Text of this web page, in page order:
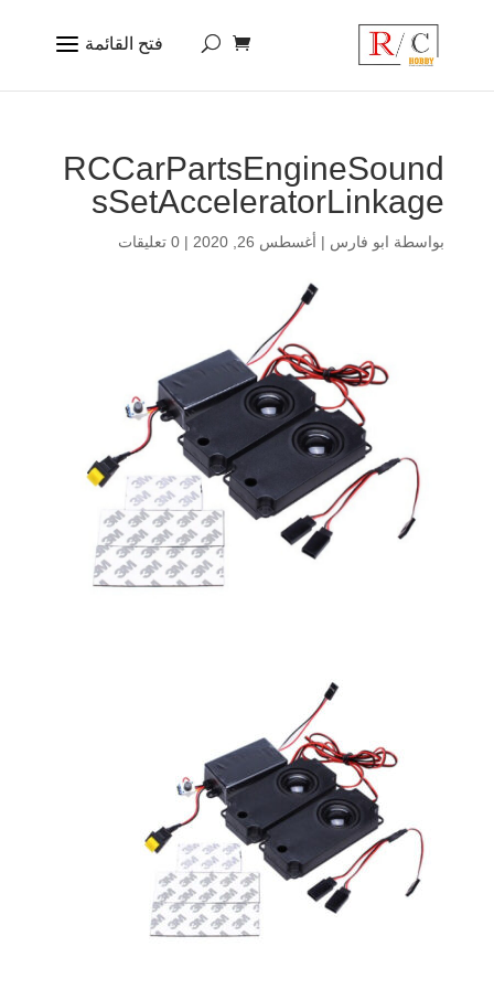
RCCarPartsEngineSound
sSetAcceleratorLinkage
بواسطة ابو فارس | أغسطس 26, 2020 | 0 تعليقات